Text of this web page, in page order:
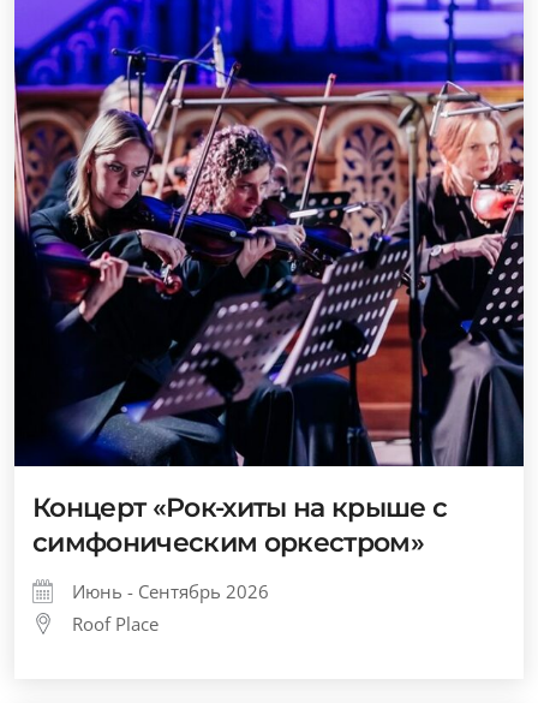
Концерт «Рок-хиты на крыше с
симфоническим оркестром»
Июнь - Сентябрь 2026
Roof Place